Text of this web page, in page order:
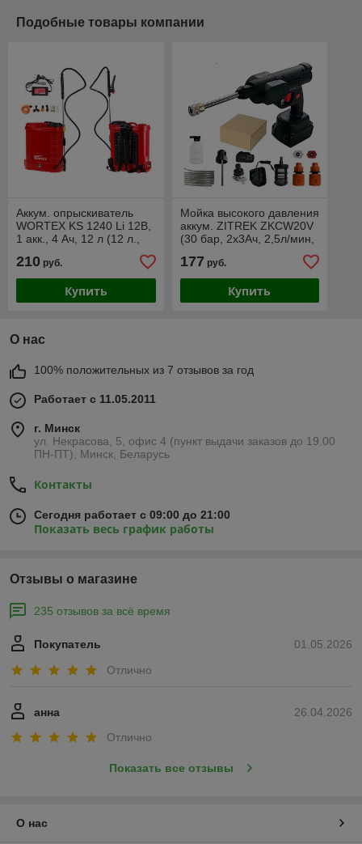
Подобные товары компании
Аккум. опрыскиватель
WORTEX KS 1240 Li 12В,
1 акк., 4 Ач, 12 л (12 л.,
3.8 бар, 12 В, 1 акк., 4.0
А/ч Li-Ion)
210 руб.
Купить
Мойка высокого давления
аккум. ZITREK ZKCW20V
(30 бар, 2x3Ач, 2,5л/мин,
177 руб.
Купить
О нас
100% положительных из 7 отзывов за год
Работает с 11.05.2011
г. Минск
ул. Некрасова, 5, офис 4 (пункт выдачи заказов до 19.00
ПН-ПТ), Минск, Беларусь
Контакты
Сегодня работает с 09:00 до 21:00
Показать весь график работы
Отзывы о магазине
235 отзывов за всё время
01.05.2026
Покупатель
Отлично
26.04.2026
анна
Отлично
Показать все отзывы
О нас